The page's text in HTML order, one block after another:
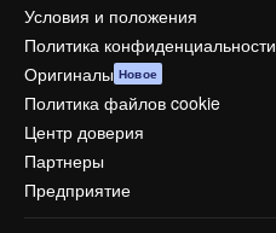
Условия и положения
Политика конфиденциальности
Оригиналы Новое
Политика файлов cookie
Центр доверия
Партнеры
Предприятие